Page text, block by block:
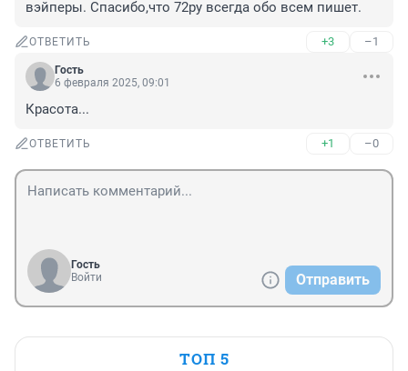
вэйперы. Спасибо,что 72ру всегда обо всем пишет.
ОТВЕТИТЬ +3 –1
Гость
6 февраля 2025, 09:01
Красота...
ОТВЕТИТЬ +1 –0
Гость
Войти
Отправить
ТОП 5